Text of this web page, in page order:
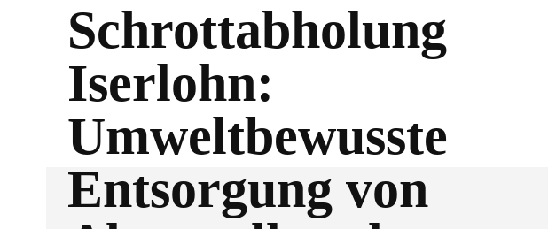
Schrottabholung
Iserlohn:
Umweltbewusste
Entsorgung von